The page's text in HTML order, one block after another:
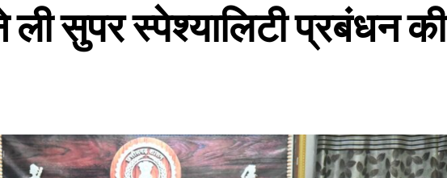
सुपर स्पेश्यालिटी प्रबंधन की